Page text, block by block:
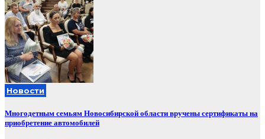
Новости
Многодетным семьям Новосибирской области вручены сертификаты на
приобретение автомобилей